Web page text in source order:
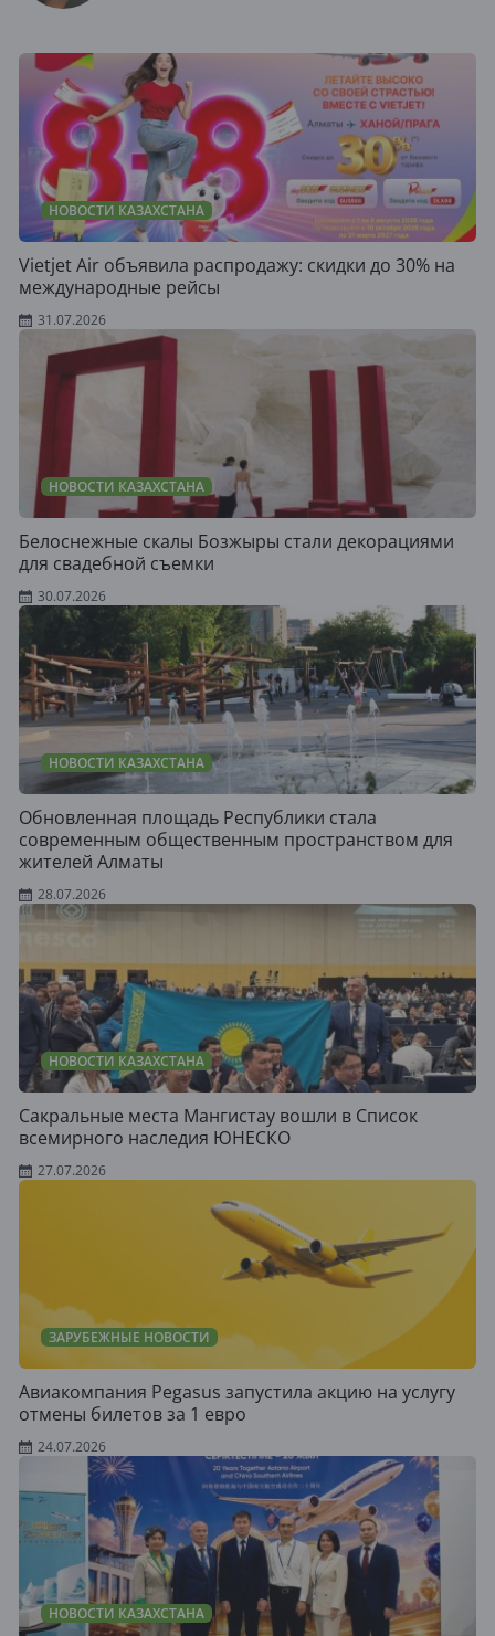
НОВОСТИ КАЗАХСТАНА
Vietjet Air объявила распродажу: скидки до 30% на
международные рейсы
31.07.2026
НОВОСТИ КАЗАХСТАНА
Белоснежные скалы Бозжыры стали декорациями
для свадебной съемки
30.07.2026
НОВОСТИ КАЗАХСТАНА
Обновленная площадь Республики стала
современным общественным пространством для
жителей Алматы
28.07.2026
НОВОСТИ КАЗАХСТАНА
Сакральные места Мангистау вошли в Список
всемирного наследия ЮНЕСКО
27.07.2026
ЗАРУБЕЖНЫЕ НОВОСТИ
Авиакомпания Pegasus запустила акцию на услугу
отмены билетов за 1 евро
24.07.2026
НОВОСТИ КАЗАХСТАНА